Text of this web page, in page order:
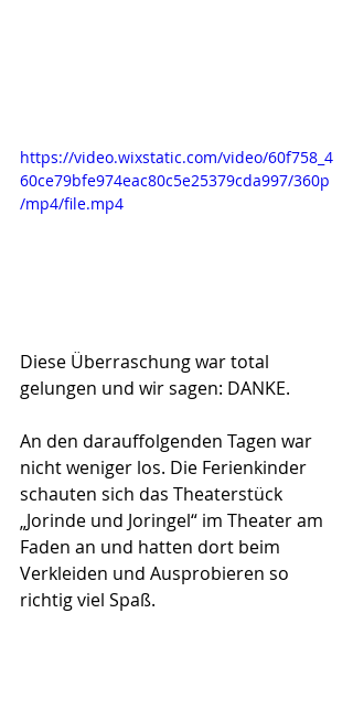
https://video.wixstatic.com/video/60f758_4
60ce79bfe974eac80c5e25379cda997/360p
/mp4/file.mp4
Diese Überraschung war total
gelungen und wir sagen: DANKE.
An den darauffolgenden Tagen war
nicht weniger los. Die Ferienkinder
schauten sich das Theaterstück
„Jorinde und Joringel“ im Theater am
Faden an und hatten dort beim
Verkleiden und Ausprobieren so
richtig viel Spaß.